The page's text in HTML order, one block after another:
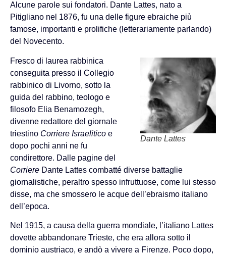
Alcune parole sui fondatori. Dante Lattes, nato a
Pitigliano nel 1876, fu una delle figure ebraiche più
famose, importanti e prolifiche (letterariamente parlando)
del Novecento.
Dante Lattes
Fresco di laurea rabbinica
conseguita presso il Collegio
rabbinico di Livorno, sotto la
guida del rabbino, teologo e
filosofo Elia Benamozegh,
divenne redattore del giornale
triestino Corriere Israelitico e
dopo pochi anni ne fu
condirettore. Dalle pagine del
Corriere Dante Lattes combatté diverse battaglie
giornalistiche, peraltro spesso infruttuose, come lui stesso
disse, ma che smossero le acque dell’ebraismo italiano
dell’epoca.
Nel 1915, a causa della guerra mondiale, l’italiano Lattes
dovette abbandonare Trieste, che era allora sotto il
dominio austriaco, e andò a vivere a Firenze. Poco dopo,